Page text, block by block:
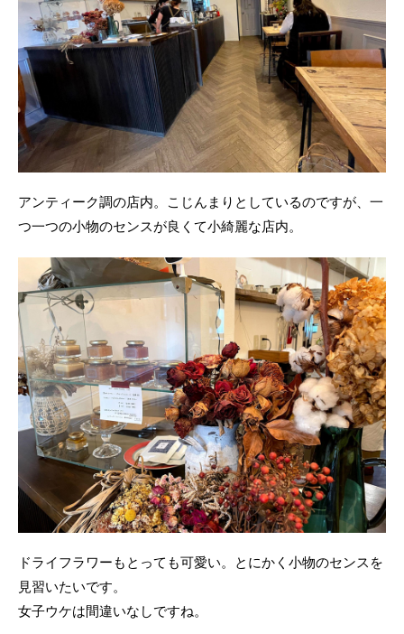
アンティーク調の店内。こじんまりとしているのですが、一
つ一つの小物のセンスが良くて小綺麗な店内。
ドライフラワーもとっても可愛い。とにかく小物のセンスを
見習いたいです。
女子ウケは間違いなしですね。